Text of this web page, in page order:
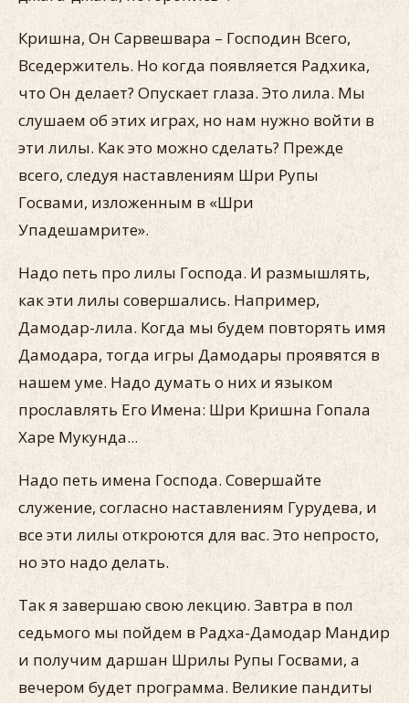
Кришна, Он Сарвешвара – Господин Всего,
Вседержитель. Но когда появляется Радхика,
что Он делает? Опускает глаза. Это лила. Мы
слушаем об этих играх, но нам нужно войти в
эти лилы. Как это можно сделать? Прежде
всего, следуя наставлениям Шри Рупы
Госвами, изложенным в «Шри
Упадешамрите».
Надо петь про лилы Господа. И размышлять,
как эти лилы совершались. Например,
Дамодар-лила. Когда мы будем повторять имя
Дамодара, тогда игры Дамодары проявятся в
нашем уме. Надо думать о них и языком
прославлять Его Имена: Шри Кришна Гопала
Харе Мукунда...
Надо петь имена Господа. Совершайте
служение, согласно наставлениям Гурудева, и
все эти лилы откроются для вас. Это непросто,
но это надо делать.
Так я завершаю свою лекцию. Завтра в пол
седьмого мы пойдем в Радха-Дамодар Мандир
и получим даршан Шрилы Рупы Госвами, а
вечером будет программа. Великие пандиты